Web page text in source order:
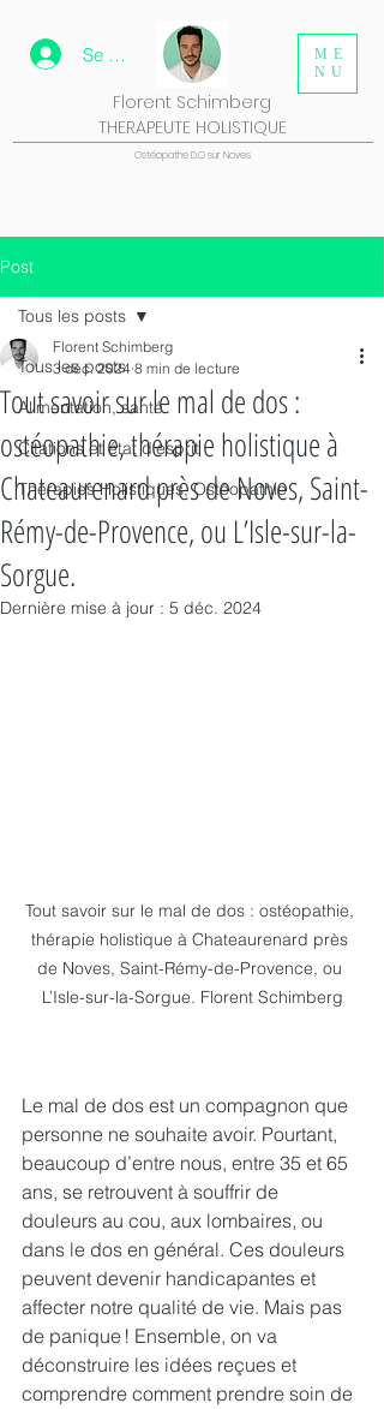
Florent Schimberg
THERAPEUTE HOLISTIQUE
Ostéopathe D.O sur Noves
Se connecter
ME
NU
Post
Tous les posts
Alimentation, santé
Citations et état d'esprit
Thérapies Holistiques, Ostéopathie
Tous les posts
Tout savoir sur le mal de dos :
ostéopathie, thérapie holistique à
Chateaurenard près de Noves, Saint-
Rémy-de-Provence, ou L’Isle-sur-la-
Sorgue.
Florent Schimberg
3 déc. 2024 8 min de lecture
Dernière mise à jour : 5 déc. 2024
Tout savoir sur le mal de dos : ostéopathie,
thérapie holistique à Chateaurenard près
de Noves, Saint-Rémy-de-Provence, ou
L’Isle-sur-la-Sorgue. Florent Schimberg
Le mal de dos est un compagnon que
personne ne souhaite avoir. Pourtant,
beaucoup d’entre nous, entre 35 et 65
ans, se retrouvent à souffrir de
douleurs au cou, aux lombaires, ou
dans le dos en général. Ces douleurs
peuvent devenir handicapantes et
affecter notre qualité de vie. Mais pas
de panique ! Ensemble, on va
déconstruire les idées reçues et
comprendre comment prendre soin de